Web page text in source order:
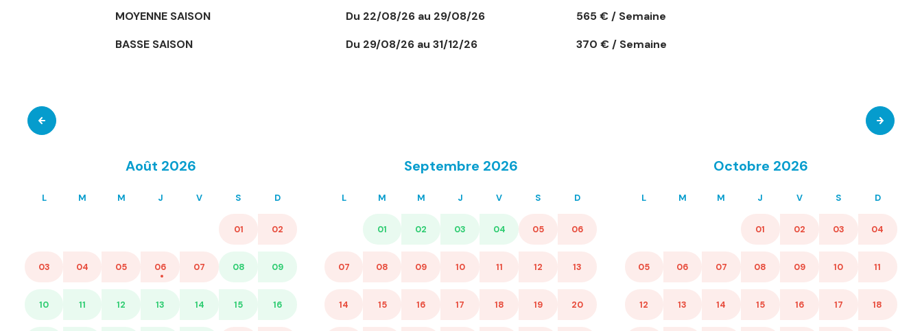
MOYENNE SAISON
Du 22/08/26 au 29/08/26
565 € / Semaine
BASSE SAISON
Du 29/08/26 au 31/12/26 370 € / Semaine
Août 2026
L M M J V S D
01 02
03 04 05 06 07 08 09
10 11 12 13 14 15 16
Septembre 2026
L M M J V S D
01 02 03 04 05 06
07 08 09 10 11 12 13
14 15 16 17 18 19 20
Octobre 2026
L M M J V S D
01 02 03 04
05 06 07 08 09 10 11
12 13 14 15 16 17 18